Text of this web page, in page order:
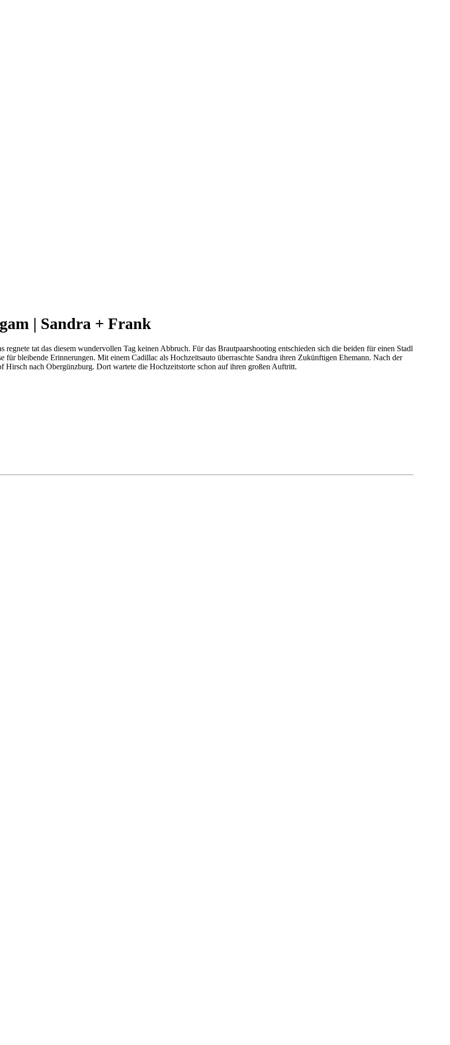
| Sandra + Frank
tat das diesem wundervollen Tag keinen Abbruch. Für das Brautpaarshooting entschieden sich die beiden für einen Stadl
für bleibende Erinnerungen. Mit einem Cadillac als Hochzeitsauto überraschte Sandra ihren Zukünftigen Ehemann. Nach der
Hirsch nach Obergünzburg. Dort wartete die Hochzeitstorte schon auf ihren großen Auftritt.